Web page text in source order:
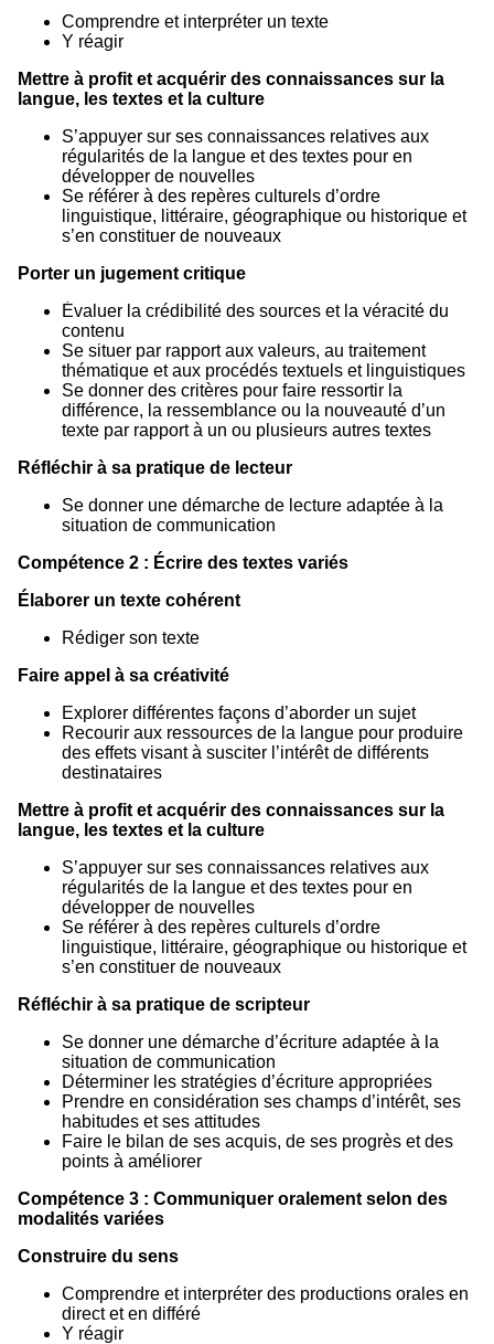
Comprendre et interpréter un texte
Y réagir
Mettre à profit et acquérir des connaissances sur la
langue, les textes et la culture
S’appuyer sur ses connaissances relatives aux
régularités de la langue et des textes pour en
développer de nouvelles
Se référer à des repères culturels d’ordre
linguistique, littéraire, géographique ou historique et
s’en constituer de nouveaux
Porter un jugement critique
Évaluer la crédibilité des sources et la véracité du
contenu
Se situer par rapport aux valeurs, au traitement
thématique et aux procédés textuels et linguistiques
Se donner des critères pour faire ressortir la
différence, la ressemblance ou la nouveauté d’un
texte par rapport à un ou plusieurs autres textes
Réfléchir à sa pratique de lecteur
Se donner une démarche de lecture adaptée à la
situation de communication
Compétence 2 : Écrire des textes variés
Élaborer un texte cohérent
Rédiger son texte
Faire appel à sa créativité
Explorer différentes façons d’aborder un sujet
Recourir aux ressources de la langue pour produire
des effets visant à susciter l’intérêt de différents
destinataires
Mettre à profit et acquérir des connaissances sur la
langue, les textes et la culture
S’appuyer sur ses connaissances relatives aux
régularités de la langue et des textes pour en
développer de nouvelles
Se référer à des repères culturels d’ordre
linguistique, littéraire, géographique ou historique et
s’en constituer de nouveaux
Réfléchir à sa pratique de scripteur
Se donner une démarche d’écriture adaptée à la
situation de communication
Déterminer les stratégies d’écriture appropriées
Prendre en considération ses champs d’intérêt, ses
habitudes et ses attitudes
Faire le bilan de ses acquis, de ses progrès et des
points à améliorer
Compétence 3 : Communiquer oralement selon des
modalités variées
Construire du sens
Comprendre et interpréter des productions orales en
direct et en différé
Y réagir